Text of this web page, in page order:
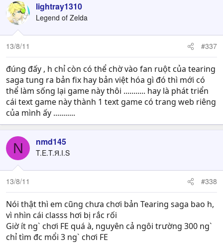
lightray1310
Legend of Zelda
13/8/11 #337
đúng đấy , h chỉ còn có thể chờ vào fan ruột của tearing
saga tung ra bản fix hay bản việt hóa gì đó thì mới có
thể làm sống lại game này thôi ........... hay là phát triển
cái text game này thành 1 text game có trang web riêng
của mình ấy ...........
N nmd145
T.E.T.Я.I.S
13/8/11 #338
Nói thật thì em cũng chưa chơi bản Tearing saga bao h,
vì nhìn cái classs hơi bị rắc rối
Giờ ít ng` chơi FE quá à, nguyên cả ngôi trường 300 ng`
chỉ tìm đc mổi 3 ng` chơi FE